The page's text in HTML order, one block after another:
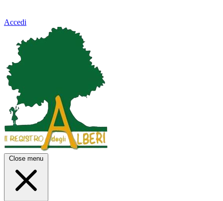
Accedi
Close menu